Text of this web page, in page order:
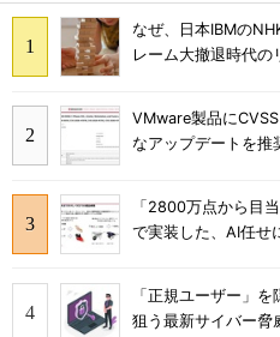
なぜ、日本IBMの
レーム大撤退時代の
VMware製品に
なアップデートを推
「2800万点から目
で実装した、AI任せ
「正規ユーザー」
狙う最新サイバー脅